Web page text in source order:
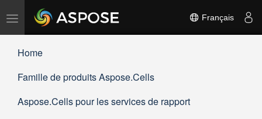
Basculer
Français
Home
Famille de produits Aspose.Cells
Aspose.Cells pour les services de rapport